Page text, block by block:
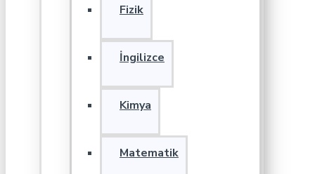
Fizik
İngilizce
Kimya
Matematik